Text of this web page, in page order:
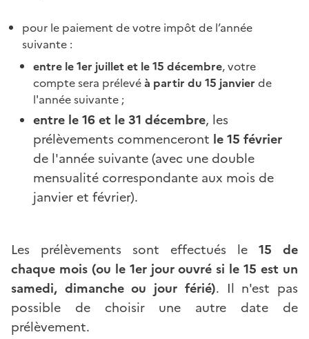
pour le paiement de votre impôt de l’année
suivante :
entre le 1er juillet et le 15 décembre, votre
compte sera prélevéà partir du 15 janvier de
l'année suivante ;
entre le 16 et le 31 décembre, les
prélèvements commenceront le 15 février
de l'année suivante (avec une double
mensualité correspondante aux mois de
janvier et février).
Les prélèvements sont effectués le 15 de
chaque mois (ou le 1er jour ouvré si le 15 est un
samedi, dimanche ou jour férié). Il n'est pas
possible de choisir une autre date de
prélèvement.